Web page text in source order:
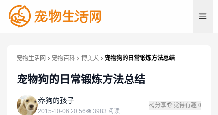
宠物生活网 宠物百科 博美犬 宠物狗的日常锻炼方法总结
宠物狗的日常锻炼方法总结
养 养狗的孩子
2015-10-06 20:56👁 3983 阅读
分享 觉得有趣 0